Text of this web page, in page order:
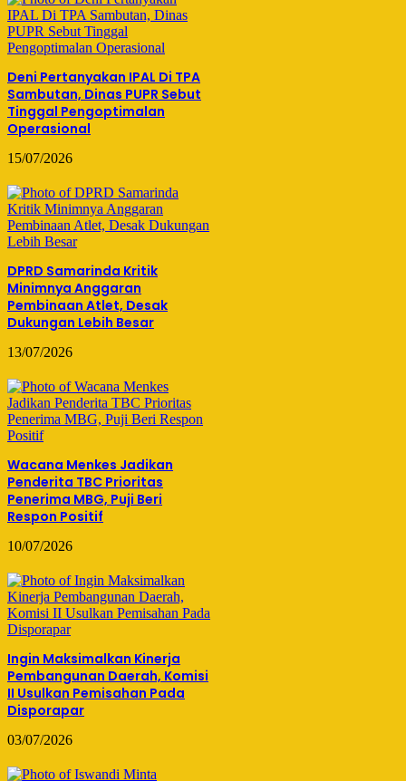
Deni Pertanyakan IPAL Di TPA
Sambutan, Dinas PUPR Sebut
Tinggal Pengoptimalan
Operasional
15/07/2026
DPRD Samarinda Kritik
Minimnya Anggaran
Pembinaan Atlet, Desak
Dukungan Lebih Besar
13/07/2026
Wacana Menkes Jadikan
Penderita TBC Prioritas
Penerima MBG, Puji Beri
Respon Positif
10/07/2026
Ingin Maksimalkan Kinerja
Pembangunan Daerah, Komisi
II Usulkan Pemisahan Pada
Disporapar
03/07/2026